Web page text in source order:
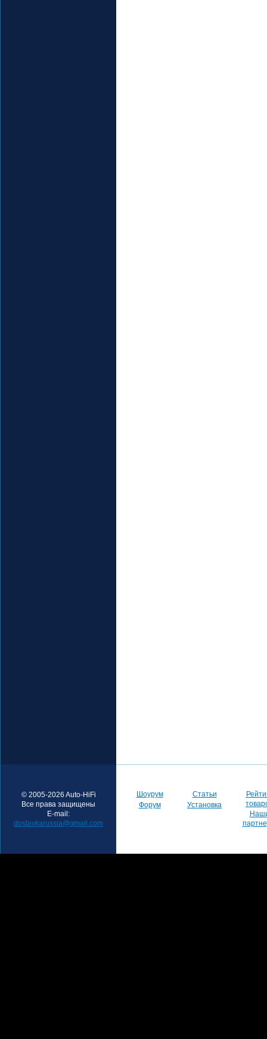
© 2005-2026 Auto-HiFi
Все права защищены
E-mail:
dostavkarussia@gmail.com
Шоурум
Форум
Статьи
Установка